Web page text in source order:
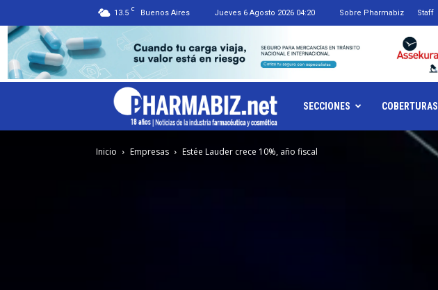
13.5 C Buenos Aires Jueves 6 Agosto 2026 04:20 Sobre Pharmabiz Staff
Pharmabiz.NET
SECCIONES COBERTURAS
Inicio Empresas Estée Lauder crece 10%, año fiscal